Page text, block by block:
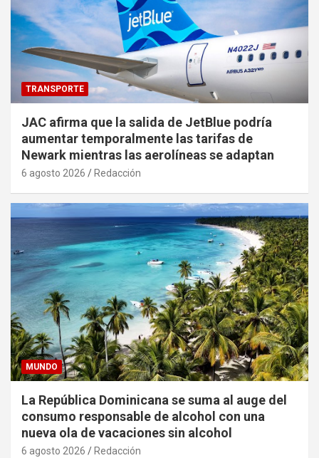
TRANSPORTE
JAC afirma que la salida de JetBlue podría
aumentar temporalmente las tarifas de
Newark mientras las aerolíneas se adaptan
6 agosto 2026 Redacción
MUNDO
La República Dominicana se suma al auge del
consumo responsable de alcohol con una
nueva ola de vacaciones sin alcohol
6 agosto 2026 Redacción